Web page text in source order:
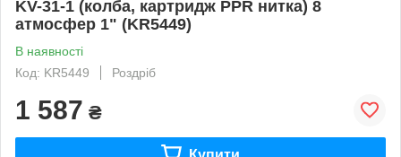
KV-31-1 (колба, картридж PPR нитка) 8
атмосфер 1" (KR5449)
В наявності
Код: KR5449
Роздріб
1 587 ₴